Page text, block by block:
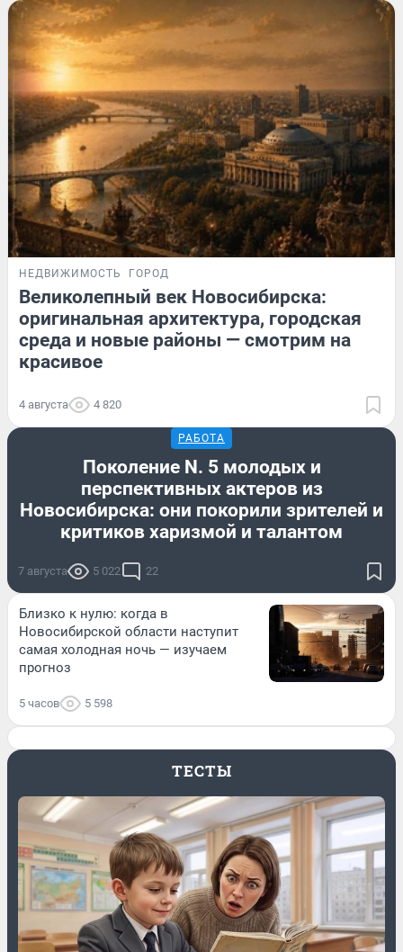
НЕДВИЖИМОСТЬ ГОРОД
Великолепный век Новосибирска:
оригинальная архитектура, городская
среда и новые районы — смотрим на
красивое
4 августа 4 820
РАБОТА
Поколение N. 5 молодых и
перспективных актеров из
Новосибирска: они покорили зрителей и
критиков харизмой и талантом
7 августа 5 022 22
Близко к нулю: когда в
Новосибирской области наступит
самая холодная ночь — изучаем
прогноз
5 часов 5 598
ТЕСТЫ